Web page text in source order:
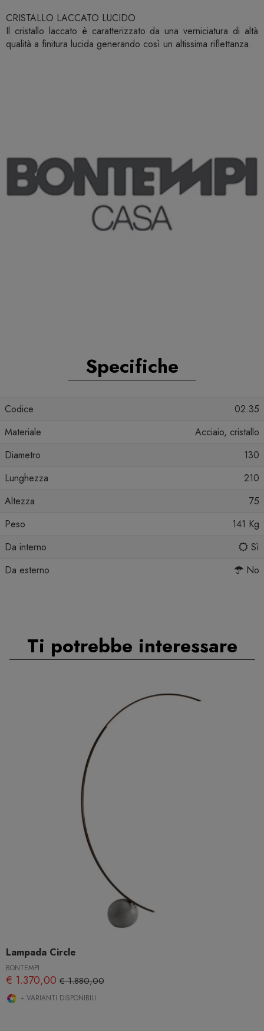
CRISTALLO LACCATO LUCIDO
Il cristallo laccato è caratterizzato da una verniciatura di altà
qualità a finitura lucida generando così un altissima riflettanza.
Specifiche
Codice
02.35
Materiale
Acciaio, cristallo
Diametro
130
Lunghezza
210
Altezza
75
Peso
141 Kg
Da interno
Sì
Da esterno
No
Ti potrebbe interessare
Lampada Circle
BONTEMPI
€ 1.370,00 € 1.880,00
+ VARIANTI DISPONIBILI